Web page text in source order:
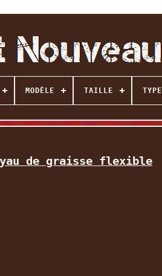
MODÈLE TAILLE TYPE
de graisse flexible